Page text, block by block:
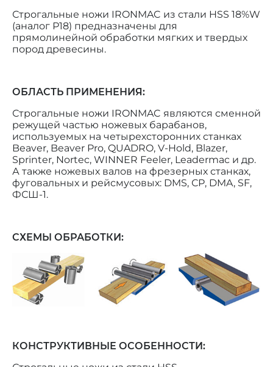
Строгальные ножи IRONMAC из стали HSS 18%W
(аналог Р18) предназначены для
прямолинейной обработки мягких и твердых
пород древесины.
ОБЛАСТЬ ПРИМЕНЕНИЯ:
Строгальные ножи IRONMAC являются сменной
режущей частью ножевых барабанов,
используемых на четырехсторонних станках
Beaver, Beaver Pro, QUADRO, V-Hold, Blazer,
Sprinter, Nortec, WINNER Feeler, Leadermac и др.
А также ножевых валов на фрезерных станках,
фуговальных и рейсмусовых: DMS, СР, DMA, SF,
ФСШ-1.
СХЕМЫ ОБРАБОТКИ:
КОНСТРУКТИВНЫЕ ОСОБЕННОСТИ: